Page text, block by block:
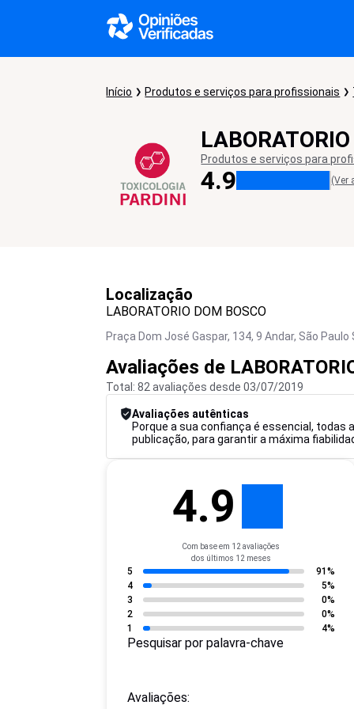
Início Produtos e serviços para profissionais
Produtos e serviços para
4.9 (Ver
Localização
LABORATORIO DOM BOSCO
Praça Dom José Gaspar, 134, 9 Andar, São Paulo
Avaliações de
Total: 82 avaliações desde 03/07/2019
Avaliações autênticas
Porque a sua confiança é essencial,
publicação, para garantir a máxima
4.9
Com base em 12 avaliações
dos últimos 12 meses
5
91%
4
5%
3
0%
2
0%
1
4%
Pesquisar por palavra-chave
Avaliações: